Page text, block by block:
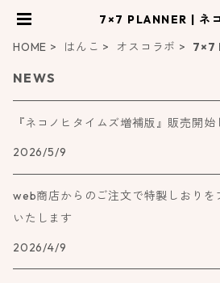
7×7 PLANNER | ネ
HOME
はんこ オスコラボ 7×7
NEWS
『ネコノヒタイムズ増補版』販売開始
2026/5/9
web商店からのご注文で特製しおりを
いたします
2026/4/9